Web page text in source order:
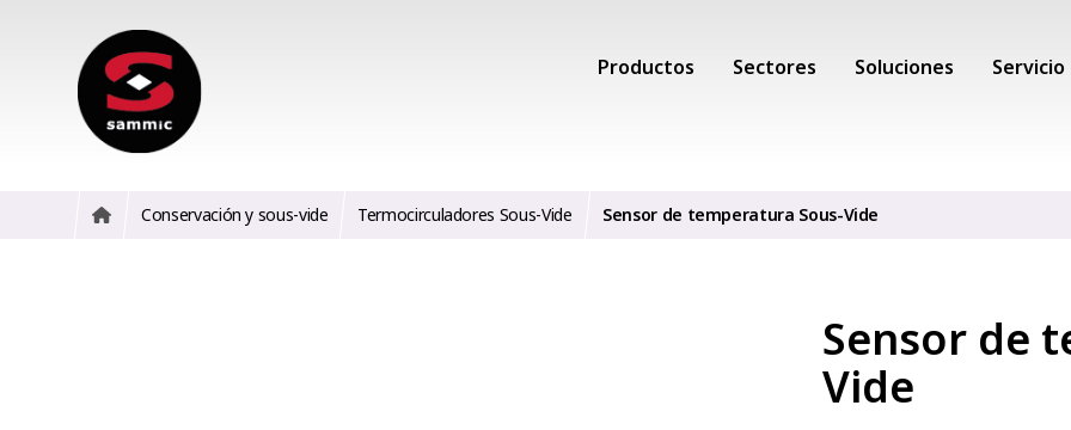
Productos Sectores Soluciones Servicio
Conservación y sous-vide Termocirculadores Sous-Vide Sensor de temperatura Sous-Vide
Sensor de
Vide